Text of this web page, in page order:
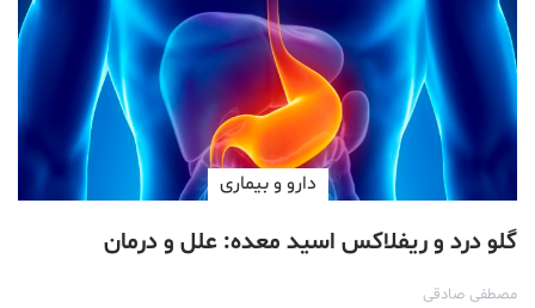
دارو‌ و بیماری
گلو درد و ریفلاکس اسید معده: علل و درمان
مصطفی صادقی